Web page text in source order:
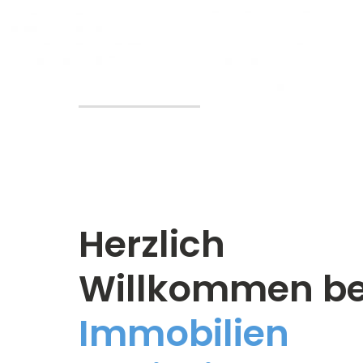
Herzlich
Willkommen
Immobilien